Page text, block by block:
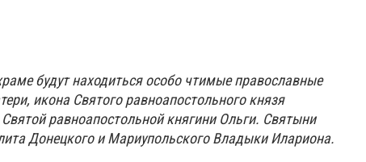
будут находиться особо чтимые православные
икона Святого равноапостольного князя
равноапостольной княгини Ольги. Святыни
Донецкого и Мариупольского Владыки Илариона.